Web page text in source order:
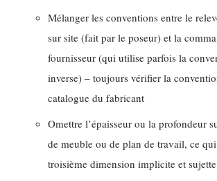
Mélanger les conventions entre le
sur site (fait par le poseur) et la
fournisseur (qui utilise parfois la
inverse) – toujours vérifier la
catalogue du fabricant
Omettre l’épaisseur ou la profondeur
de meuble ou de plan de travail, ce
troisième dimension implicite et